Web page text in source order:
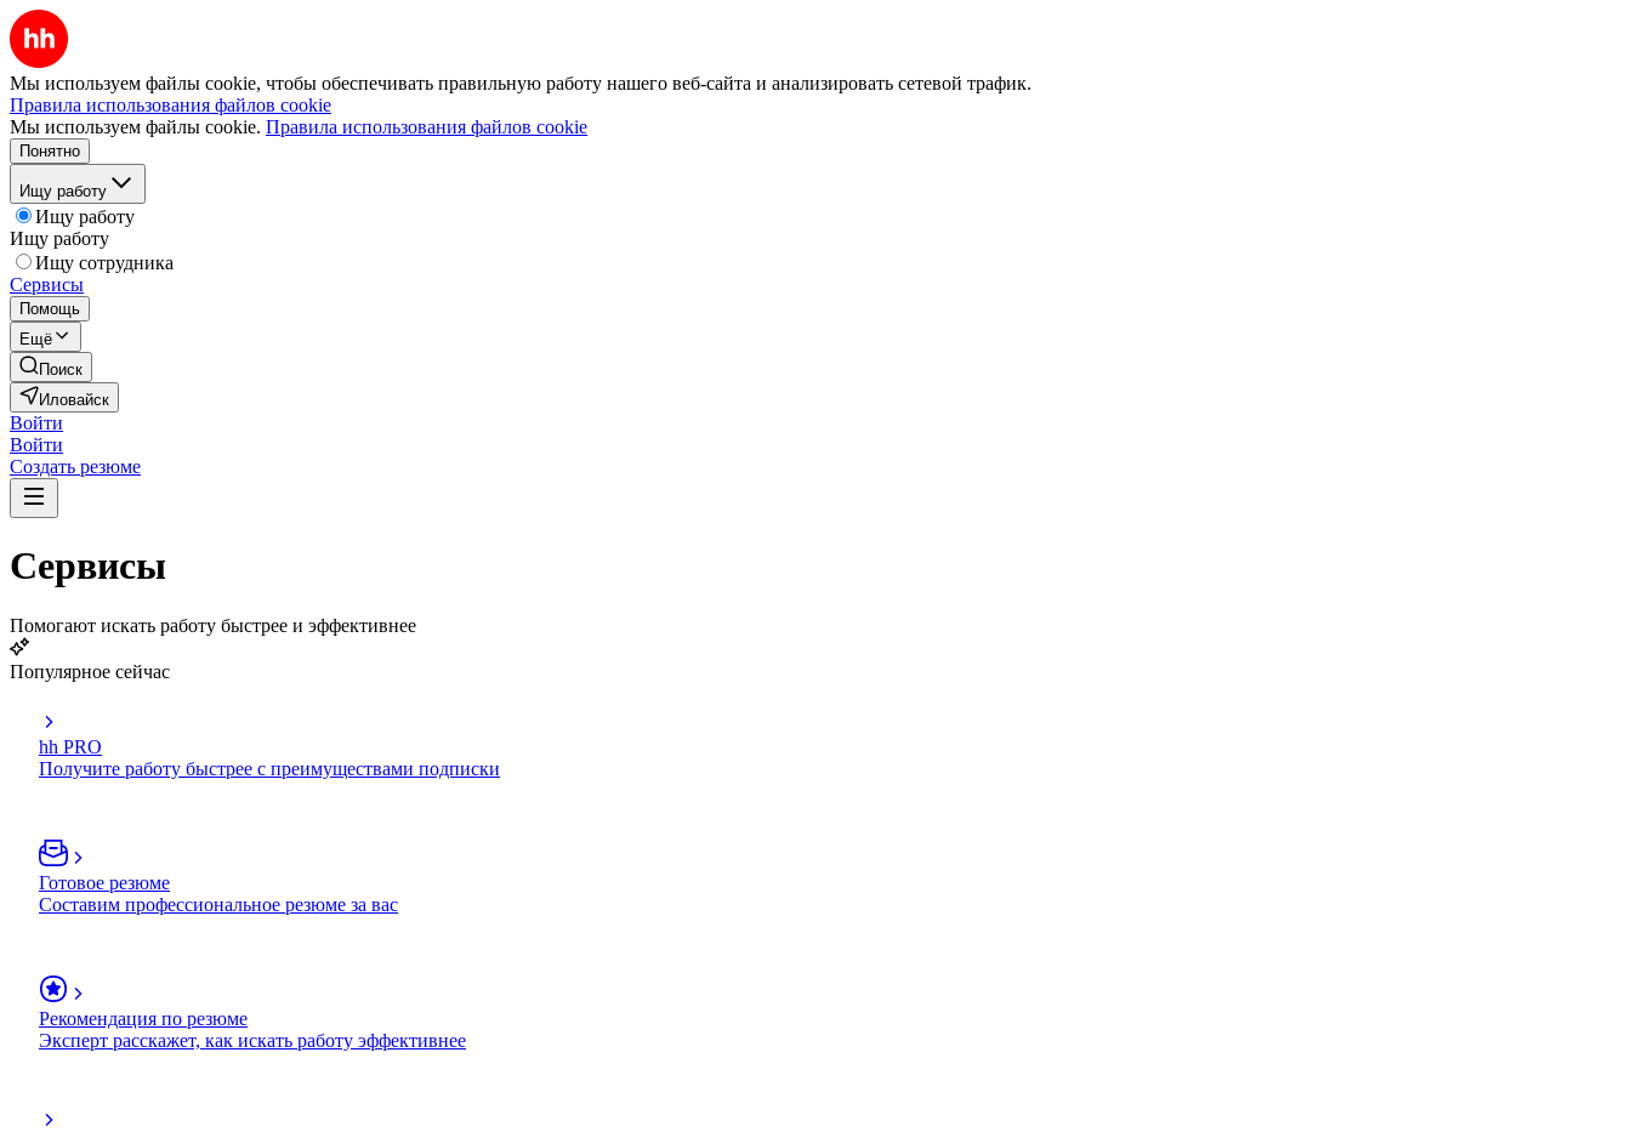
Мы используем файлы cookie, чтобы обеспечивать правильную работу нашего веб-сайта и анализировать сетевой трафик.
Правила использования файлов cookie
Мы используем файлы cookie. Правила использования файлов cookie
Понятно
Ищу работу
Ищу работу
Ищу работу
Ищу сотрудника
Сервисы
Помощь
Ещё
Поиск
Иловайск
Войти
Войти
Создать резюме
Сервисы
Помогают искать работу быстрее и эффективнее
Популярное сейчас
hh PRO
Получите работу быстрее с преимуществами подписки
Готовое резюме
Составим профессиональное резюме за вас
Рекомендация по резюме
Эксперт расскажет, как искать работу эффективнее